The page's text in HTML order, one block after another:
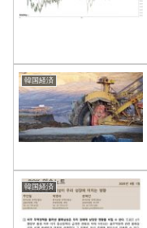
韓国経済
韓国経済